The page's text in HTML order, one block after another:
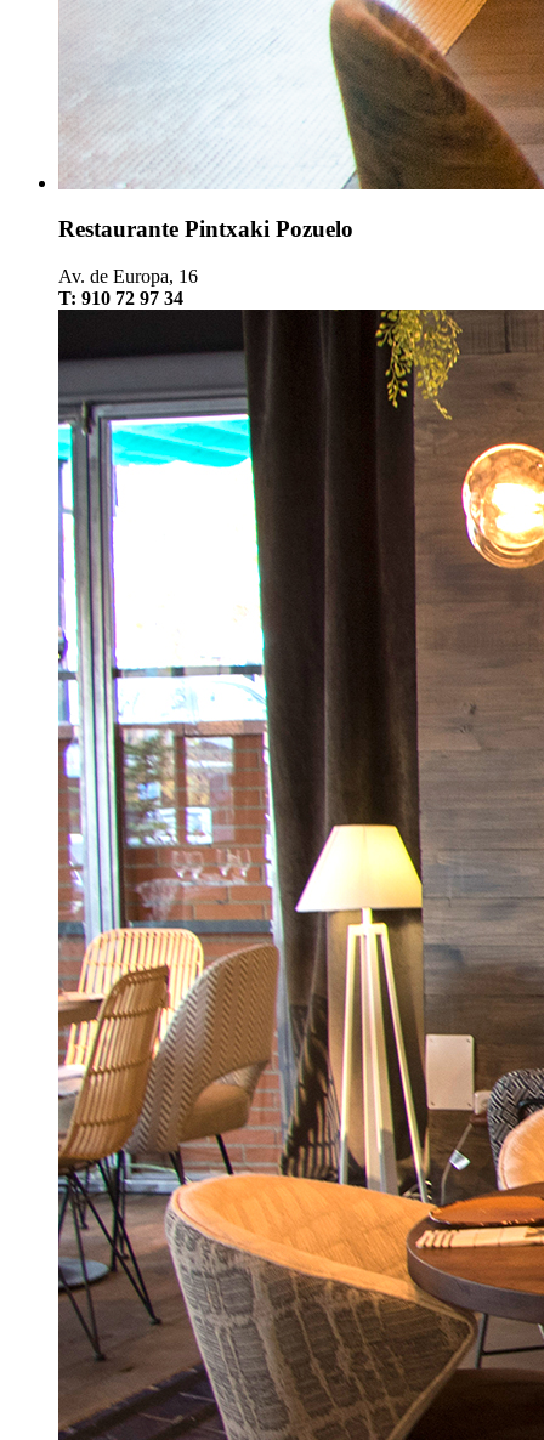
Restaurante Pintxaki Pozuelo
Av. de Europa, 16
T: 910 72 97 34